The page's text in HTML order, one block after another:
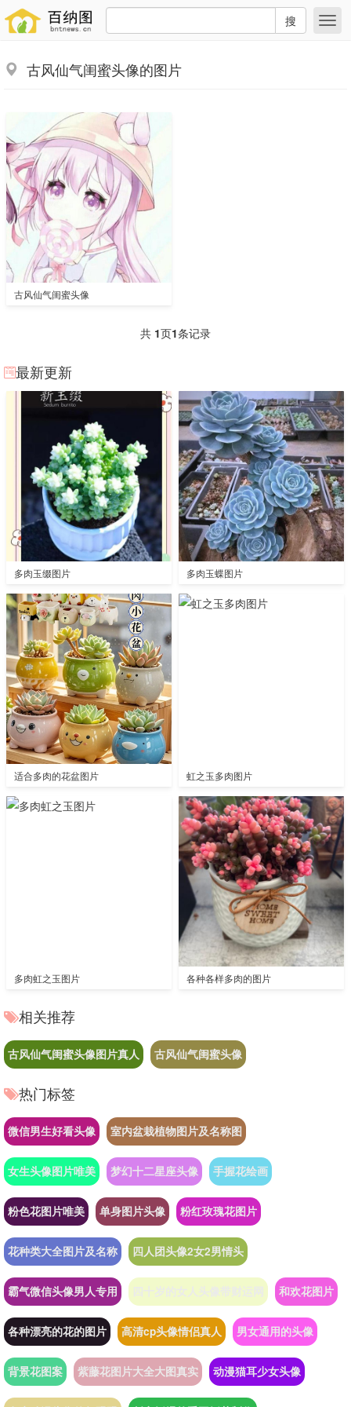
搜
古风仙气闺蜜头像的图片
古风仙气闺蜜头像
共 1页1条记录
最新更新
多肉玉缀图片 多肉玉蝶图片
适合多肉的花盆图片 虹之玉多肉图片
多肉虹之玉图片 各种各样多肉的图片
相关推荐
古风仙气闺蜜头像图片真人 古风仙气闺蜜头像
热门标签
微信男生好看头像 室内盆栽植物图片及名称图
女生头像图片唯美 梦幻十二星座头像 手握花绘画
粉色花图片唯美 单身图片头像 粉红玫瑰花图片
花种类大全图片及名称 四人团头像2女2男情头
霸气微信头像男人专用 四十岁的女人头像带财运网 和欢花图片
各种漂亮的花的图片 高清cp头像情侣真人 男女通用的头像
背景花图案 紫藤花图片大全大图真实 动漫猫耳少女头像